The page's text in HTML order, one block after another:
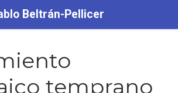
Beltrán-Pellicer
temprano